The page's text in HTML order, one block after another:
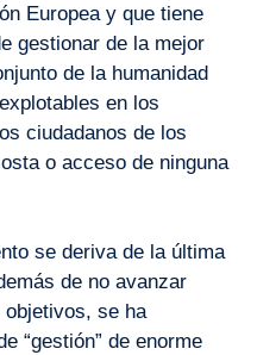
Europea y que tiene
gestionar de la mejor
de la humanidad
en los
ciudadanos de los
o acceso de ninguna
se deriva de la última
de no avanzar
se ha
“gestión” de enorme